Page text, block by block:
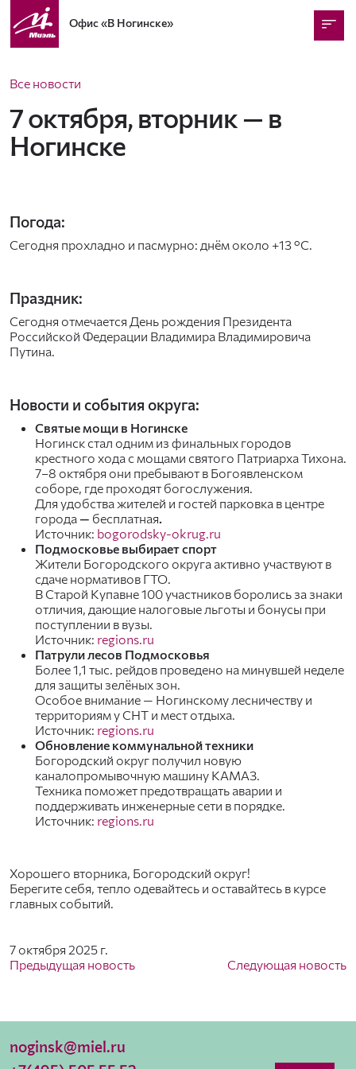
Офис«В Ногинске»
Все новости
7 октября, вторник — в
Ногинске
Погода:
Сегодня прохладно и пасмурно: днём около +13 °C.
Праздник:
Сегодня отмечается День рождения Президента
Российской Федерации Владимира Владимировича
Путина.
Новости и события округа:
Святые мощи в Ногинске
Ногинск стал одним из финальных городов
крестного хода с мощами святого Патриарха Тихона.
7–8 октября они пребывают в Богоявленском
соборе, где проходят богослужения.
Для удобства жителей и гостей парковка в центре
города — бесплатная.
Источник: bogorodsky-okrug.ru
Подмосковье выбирает спорт
Жители Богородского округа активно участвуют в
сдаче нормативов ГТО.
В Старой Купавне 100 участников боролись за знаки
отличия, дающие налоговые льготы и бонусы при
поступлении в вузы.
Источник: regions.ru
Патрули лесов Подмосковья
Более 1,1 тыс. рейдов проведено на минувшей неделе
для защиты зелёных зон.
Особое внимание — Ногинскому лесничеству и
территориям у СНТ и мест отдыха.
Источник: regions.ru
Обновление коммунальной техники
Богородский округ получил новую
каналопромывочную машину КАМАЗ.
Техника поможет предотвращать аварии и
поддерживать инженерные сети в порядке.
Источник: regions.ru
Хорошего вторника, Богородский округ!
Берегите себя, тепло одевайтесь и оставайтесь в курсе
главных событий.
7 октября 2025 г.
Предыдущая новость
Следующая новость
noginsk@miel.ru